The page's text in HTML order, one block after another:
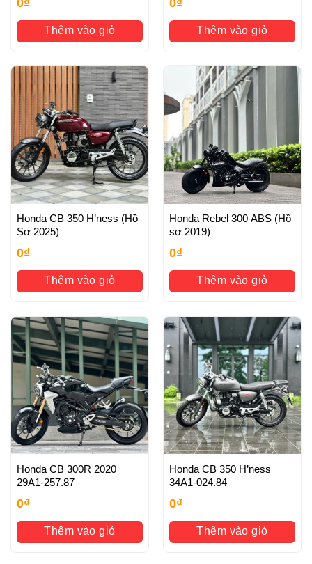
Thêm vào giỏ Thêm vào giỏ
Honda CB 350 H’ness (Hồ
Sơ 2025)
0₫
Thêm vào giỏ
Honda Rebel 300 ABS (Hồ
sơ 2019)
0₫
Thêm vào giỏ
Honda CB 300R 2020
29A1-257.87
0₫
Thêm vào giỏ
Honda CB 350 H’ness
34A1-024.84
0₫
Thêm vào giỏ